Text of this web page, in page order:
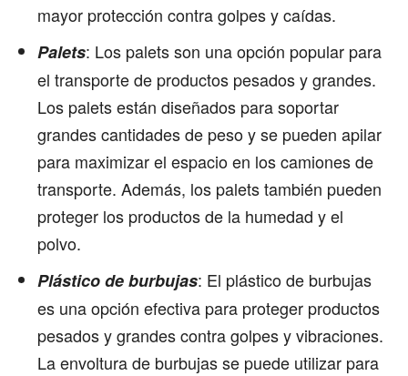
mayor protección contra golpes y caídas.
Palets: Los palets son una opción popular para
el transporte de productos pesados y grandes.
Los palets están diseñados para soportar
grandes cantidades de peso y se pueden apilar
para maximizar el espacio en los camiones de
transporte. Además, los palets también pueden
proteger los productos de la humedad y el
polvo.
Plástico de burbujas: El plástico de burbujas
es una opción efectiva para proteger productos
pesados y grandes contra golpes y vibraciones.
La envoltura de burbujas se puede utilizar para